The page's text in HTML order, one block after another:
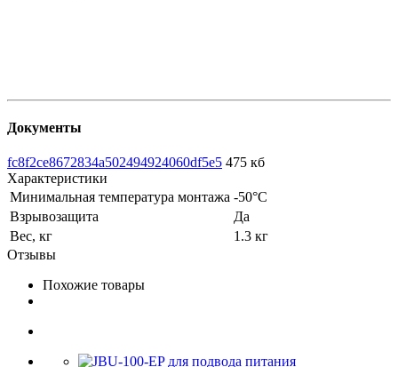
Документы
fc8f2ce8672834a502494924060df5e5 475 кб
Характеристики
Минимальная температура монтажа -50°С
Взрывозащита
Да
Вес, кг
1.3 кг
Отзывы
Похожие товары